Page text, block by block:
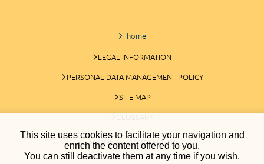
This site uses cookies to facilitate your navigation and
enrich the content offered to you.
You can still deactivate them at any time if you wish.
home
LEGAL INFORMATION
PERSONAL DATA MANAGEMENT POLICY
SITE MAP
GLOSSARY
COOKIES MANAGEMENT